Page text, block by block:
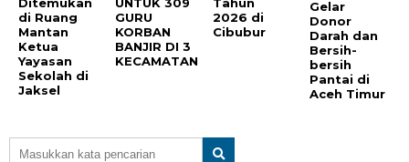
di Ruang
Mantan
Ketua
Yayasan
Sekolah di
Jaksel
GURU
KORBAN
BANJIR DI 3
KECAMATAN
2026 di
Cibubur
Gelar
Donor
Darah dan
Bersih-
bersih
Pantai di
Aceh Timur